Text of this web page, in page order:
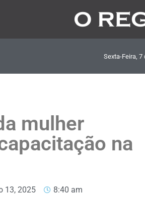
Sexta-Feira, 7
mulher
na
13, 2025 8:40 am